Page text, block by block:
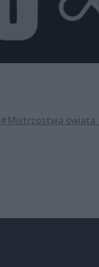
#Mistrzostwa świata